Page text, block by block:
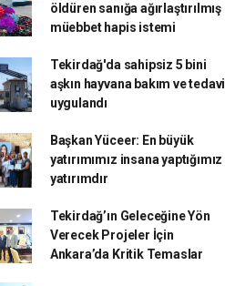
öldüren sanığa ağırlaştırılmış
müebbet hapis istemi
Tekirdağ'da sahipsiz 5 bini
aşkın hayvana bakım ve tedavi
uygulandı
Başkan Yüceer: En büyük
yatırımımız insana yaptığımız
yatırımdır
Tekirdağ’ın Geleceğine Yön
Verecek Projeler İçin
Ankara’da Kritik Temaslar